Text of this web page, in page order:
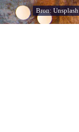
Bron: Unsplash